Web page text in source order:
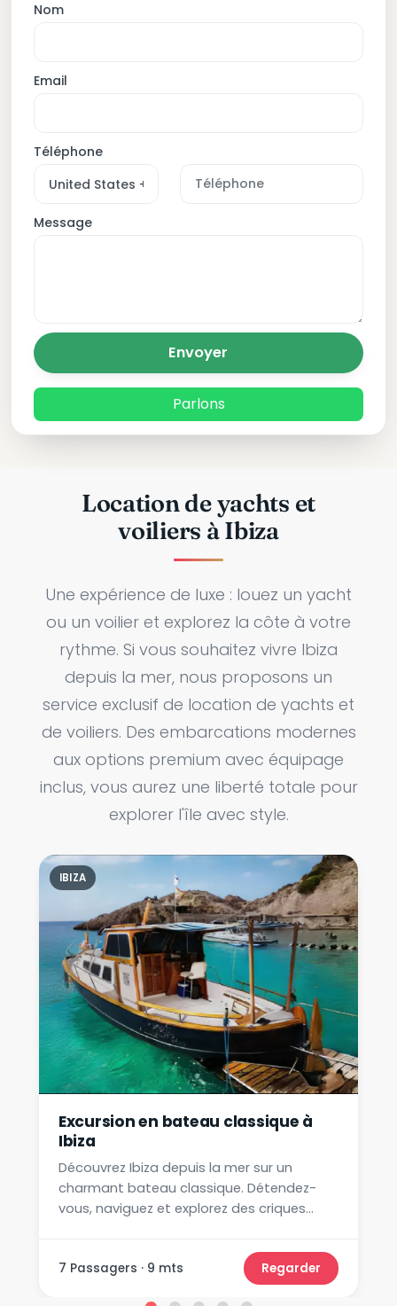
Nom
Email
Téléphone
Message
Envoyer
Parlons
Location de yachts et
voiliers à Ibiza
Une expérience de luxe : louez un yacht
ou un voilier et explorez la côte à votre
rythme. Si vous souhaitez vivre Ibiza
depuis la mer, nous proposons un
service exclusif de location de yachts et
de voiliers. Des embarcations modernes
aux options premium avec équipage
inclus, vous aurez une liberté totale pour
explorer l'île avec style.
IBIZA
Excursion en bateau classique à
Ibiza
Découvrez Ibiza depuis la mer sur un
charmant bateau classique. Détendez-
vous, naviguez et explorez des criques
familles ou les petits groupes.
7 Passagers · 9 mts Regarder